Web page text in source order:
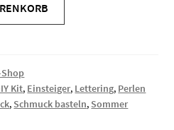
Kit, Einsteiger, Lettering, Perlen
, Schmuck basteln, Sommer